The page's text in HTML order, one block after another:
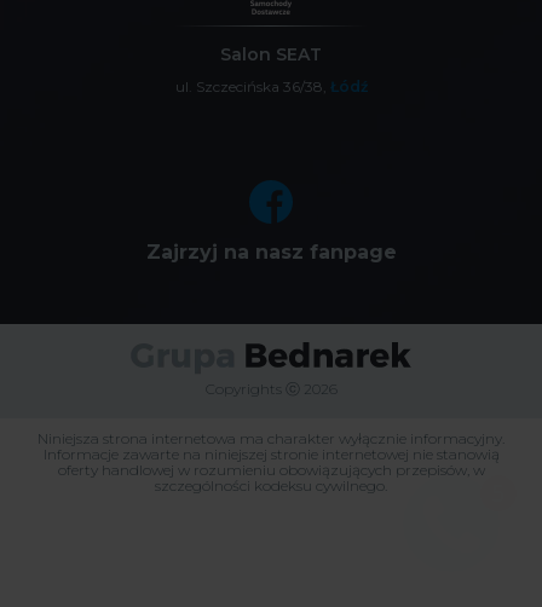
Salon SEAT
ul. Szczecińska 36/38, Łódź
Zajrzyj na nasz fanpage
Copyrights ⓒ 2026
Niniejsza strona internetowa ma charakter wyłącznie informacyjny.
Informacje zawarte na niniejszej stronie internetowej nie stanowią
oferty handlowej w rozumieniu obowiązujących przepisów, w
szczególności kodeksu cywilnego.